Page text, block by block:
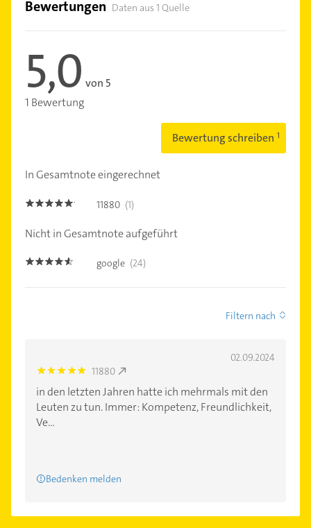
Bewertungen Daten aus 1 Quelle
5,0 von 5
1 Bewertung
Bewertung schreiben
In Gesamtnote eingerechnet
5.0 11880 (1)
Nicht in Gesamtnote aufgeführt
4.5 google (24)
Filtern nach
02.09.2024
5.0 11880
in den letzten Jahren hatte ich mehrmals mit den
Leuten zu tun. Immer: Kompetenz, Freundlichkeit,
Ve...
Bedenken melden